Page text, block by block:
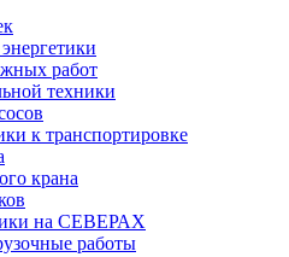
работ
техники
к транспортировке
крана
на СЕВЕРАХ
работы